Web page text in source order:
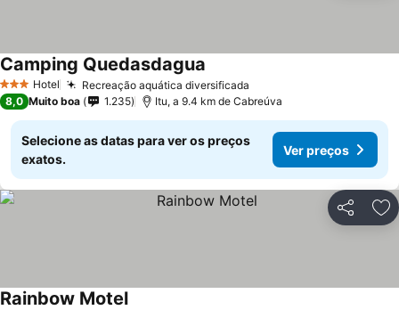
3 EstrelasHotel Recreação aquática diversificada
Camping Quedasdagua
8,0 Muito boa 1.235 Itu, a 9.4 km de Cabreúva
Selecione as datas para ver os preços
exatos.
Ver preços
Partilhar
Rainbow Motel